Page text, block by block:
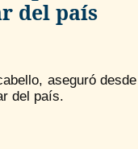
del país
aseguró
del país.